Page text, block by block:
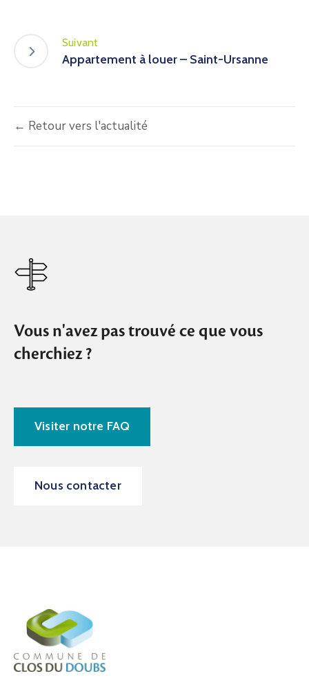
Suivant
Appartement à louer – Saint-Ursanne
← Retour vers l'actualité
Vous n'avez pas trouvé ce que vous
cherchiez ?
Visiter notre FAQ
Nous contacter